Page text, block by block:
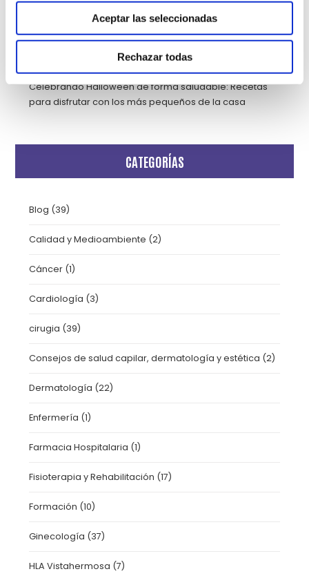
Aceptar las seleccionadas
Rechazar todas
altamente especializada
Lucentum Alicante y Grupo HLA renuevan su
compromiso y suman nueve temporadas juntos
Celebrando Halloween de forma saludable: Recetas
para disfrutar con los más pequeños de la casa
CATEGORÍAS
Blog (39)
Calidad y Medioambiente (2)
Cáncer (1)
Cardiología (3)
cirugia (39)
Consejos de salud capilar, dermatología y estética (2)
Dermatología (22)
Enfermería (1)
Farmacia Hospitalaria (1)
Fisioterapia y Rehabilitación (17)
Formación (10)
Ginecología (37)
HLA Vistahermosa (7)